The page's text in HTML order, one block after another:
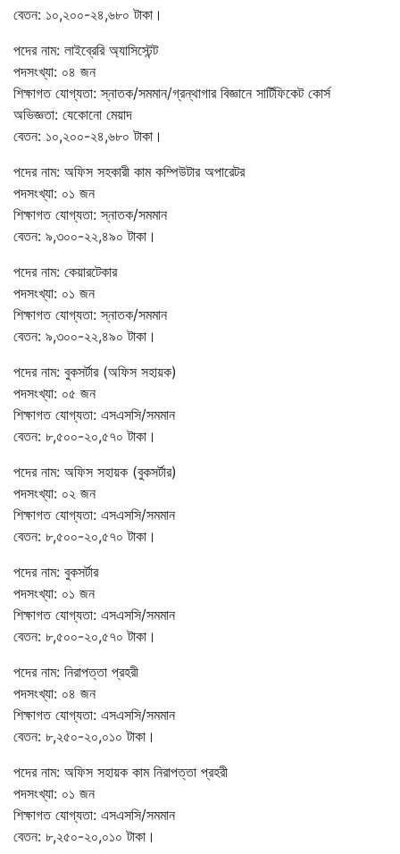
বেতন: ১০,২০০-২৪,৬৮০ টাকা।
পদের নাম: লাইব্রেরি অ্যাসিস্টেন্ট
পদসংখ্যা: ০৪ জন
শিক্ষাগত যোগ্যতা: স্নাতক/সমমান/গ্রন্থাগার বিজ্ঞানে সার্টিফিকেট কোর্স
অভিজ্ঞতা: যেকোনো মেয়াদ
বেতন: ১০,২০০-২৪,৬৮০ টাকা।
পদের নাম: অফিস সহকারী কাম কম্পিউটার অপারেটর
পদসংখ্যা: ০১ জন
শিক্ষাগত যোগ্যতা: স্নাতক/সমমান
বেতন: ৯,৩০০-২২,৪৯০ টাকা।
পদের নাম: কেয়ারটেকার
পদসংখ্যা: ০১ জন
শিক্ষাগত যোগ্যতা: স্নাতক/সমমান
বেতন: ৯,৩০০-২২,৪৯০ টাকা।
পদের নাম: বুকসর্টার (অফিস সহায়ক)
পদসংখ্যা: ০৫ জন
শিক্ষাগত যোগ্যতা: এসএসসি/সমমান
বেতন: ৮,৫০০-২০,৫৭০ টাকা।
পদের নাম: অফিস সহায়ক (বুকসর্টার)
পদসংখ্যা: ০২ জন
শিক্ষাগত যোগ্যতা: এসএসসি/সমমান
বেতন: ৮,৫০০-২০,৫৭০ টাকা।
পদের নাম: বুকসর্টার
পদসংখ্যা: ০১ জন
শিক্ষাগত যোগ্যতা: এসএসসি/সমমান
বেতন: ৮,৫০০-২০,৫৭০ টাকা।
পদের নাম: নিরাপত্তা প্রহরী
পদসংখ্যা: ০৪ জন
শিক্ষাগত যোগ্যতা: এসএসসি/সমমান
বেতন: ৮,২৫০-২০,০১০ টাকা।
পদের নাম: অফিস সহায়ক কাম নিরাপত্তা প্রহরী
পদসংখ্যা: ০১ জন
শিক্ষাগত যোগ্যতা: এসএসসি/সমমান
বেতন: ৮,২৫০-২০,০১০ টাকা।